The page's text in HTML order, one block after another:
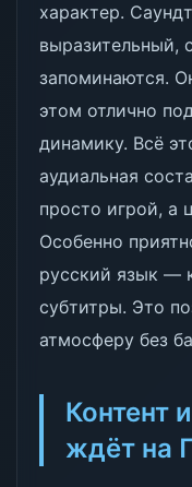
характер.
выразительный,
запоминаются.
этом отлично
динамику. Всё
аудиальная
просто игрой, а
Особенно
русский язык —
субтитры. Это
атмосферу без
Контент
ждёт на